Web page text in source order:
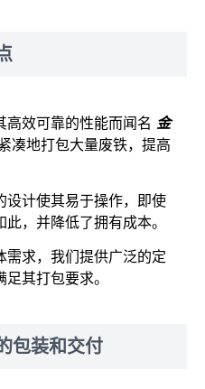
高效可靠的性能而闻名 金
凑地打包大量废铁，提高
设计使其易于操作，即使
，并降低了拥有成本。
需求，我们提供广泛的定
其打包要求。
包装和交付